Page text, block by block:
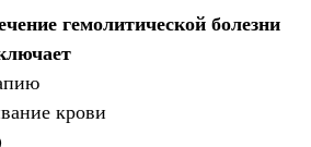
гемолитической болезни
крови